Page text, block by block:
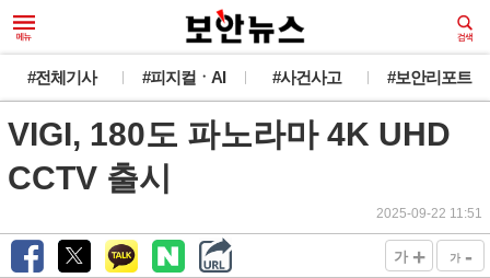
#전체기사 #피지컬ㆍAI #사건사고 #보안리포트
VIGI, 180도 파노라마 4K UHD
CCTV 출시
2025-09-22 11:51
가 + 가 -